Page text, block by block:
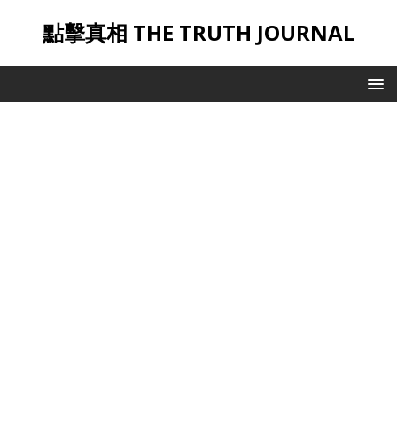
點擊真相 THE TRUTH JOURNAL